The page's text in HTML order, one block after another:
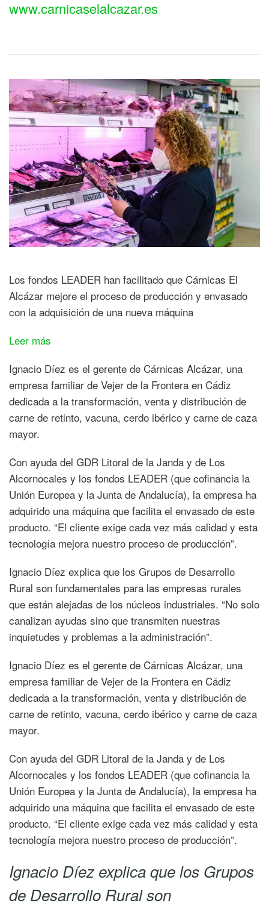
www.carnicaselalcazar.es
Los fondos LEADER han facilitado que Cárnicas El
Alcázar mejore el proceso de producción y envasado
con la adquisición de una nueva máquina
Leer más
GDR
Litoral
de
la
de
Los
Alcornocales
apoya
industria
agroalimentaria
del
territorio
Ignacio Díez es el gerente de Cárnicas Alcázar, una
empresa familiar de Vejer de la Frontera en Cádiz
dedicada a la transformación, venta y distribución de
carne de retinto, vacuna, cerdo ibérico y carne de caza
mayor.
Con ayuda del GDR Litoral de la Janda y de Los
Alcornocales y los fondos LEADER (que cofinancia la
Unión Europea y la Junta de Andalucía), la empresa ha
adquirido una máquina que facilita el envasado de este
producto. “El cliente exige cada vez más calidad y esta
tecnología mejora nuestro proceso de producción”.
Ignacio Díez explica que los Grupos de Desarrollo
Rural son fundamentales para las empresas rurales
que están alejadas de los núcleos industriales. “No solo
canalizan ayudas sino que transmiten nuestras
inquietudes y problemas a la administración”.
Ignacio Díez es el gerente de Cárnicas Alcázar, una
empresa familiar de Vejer de la Frontera en Cádiz
dedicada a la transformación, venta y distribución de
carne de retinto, vacuna, cerdo ibérico y carne de caza
mayor.
Con ayuda del GDR Litoral de la Janda y de Los
Alcornocales y los fondos LEADER (que cofinancia la
Unión Europea y la Junta de Andalucía), la empresa ha
adquirido una máquina que facilita el envasado de este
producto. “El cliente exige cada vez más calidad y esta
tecnología mejora nuestro proceso de producción”.
Ignacio Díez explica que los Grupos
de Desarrollo Rural son